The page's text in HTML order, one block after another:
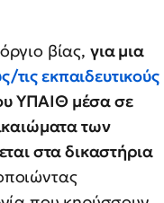
βίας, για μια
τις εκπαιδευτικούς
ΥΠΑΙΘ μέσα σε
των
στα δικαστήρια